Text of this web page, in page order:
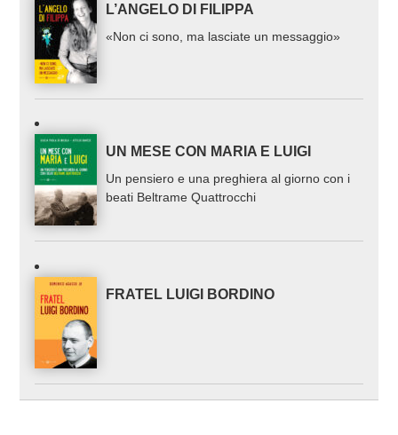
L’ANGELO DI FILIPPA
«Non ci sono, ma lasciate un messaggio»
UN MESE CON MARIA E LUIGI
Un pensiero e una preghiera al giorno con i
beati Beltrame Quattrocchi
FRATEL LUIGI BORDINO